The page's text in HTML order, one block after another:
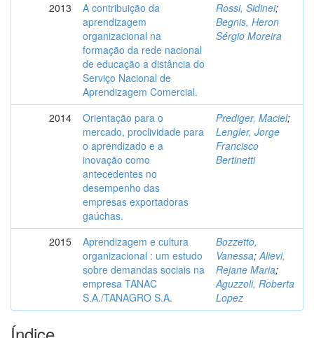
2013
A contribuição da
aprendizagem
organizacional na
formação da rede nacional
de educação a distância do
Serviço Nacional de
Aprendizagem Comercial.
Rossi, Sidinei;
Begnis, Heron
Sérgio Moreira
2014
Orientação para o
mercado, proclividade para
o aprendizado e a
inovação como
antecedentes no
desempenho das
empresas exportadoras
gaúchas.
Prediger, Maciel;
Lengler, Jorge
Francisco
Bertinetti
2015
Aprendizagem e cultura
organizacional : um estudo
sobre demandas sociais na
empresa TANAC
S.A./TANAGRO S.A.
Bozzetto,
Vanessa;Alievi,
Rejane Maria;
Aguzzoli, Roberta
Lopez